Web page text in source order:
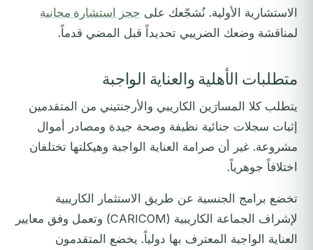
الاستشارية الأولية. نُشجّعك على حجز استشارة مجانية
لمناقشة وضعك الضريبي تحديداً قبل المضي قدماً.
متطلبات الأهلية والعناية الواجبة
يتطلب كلا المسارَين الكاريبي والأرجنتيني من المتقدمين
إثبات سجلات جنائية نظيفة وصحة جيدة ومصادر أموال
مشروعة. غير أن صرامة العناية الواجبة وهيكلتها تختلفان
اختلافاً جوهرياً.
تخضع برامج الجنسية عن طريق الاستثمار الكاريبية
لإشراف الجماعة الكاريبية (CARICOM) وتعمل وفق معايير
العناية الواجبة المعترف بها دولياً. يخضع المتقدمون